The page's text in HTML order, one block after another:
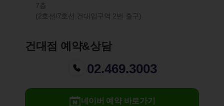
7층
(2호선/7호선 건대입구역 2번 출구)
건대점 예약&상담
02.469.3003
네이버 예약 바로가기